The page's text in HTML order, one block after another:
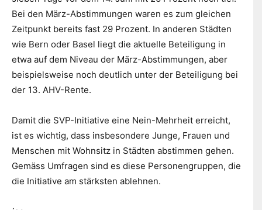
Bei den März-Abstimmungen waren es zum gleichen
Zeitpunkt bereits fast 29 Prozent. In anderen Städten
wie Bern oder Basel liegt die aktuelle Beteiligung in
etwa auf dem Niveau der März-Abstimmungen, aber
beispielsweise noch deutlich unter der Beteiligung bei
der 13. AHV-Rente.
Damit die SVP-Initiative eine Nein-Mehrheit erreicht,
ist es wichtig, dass insbesondere Junge, Frauen und
Menschen mit Wohnsitz in Städten abstimmen gehen.
Gemäss Umfragen sind es diese Personengruppen, die
die Initiative am stärksten ablehnen.